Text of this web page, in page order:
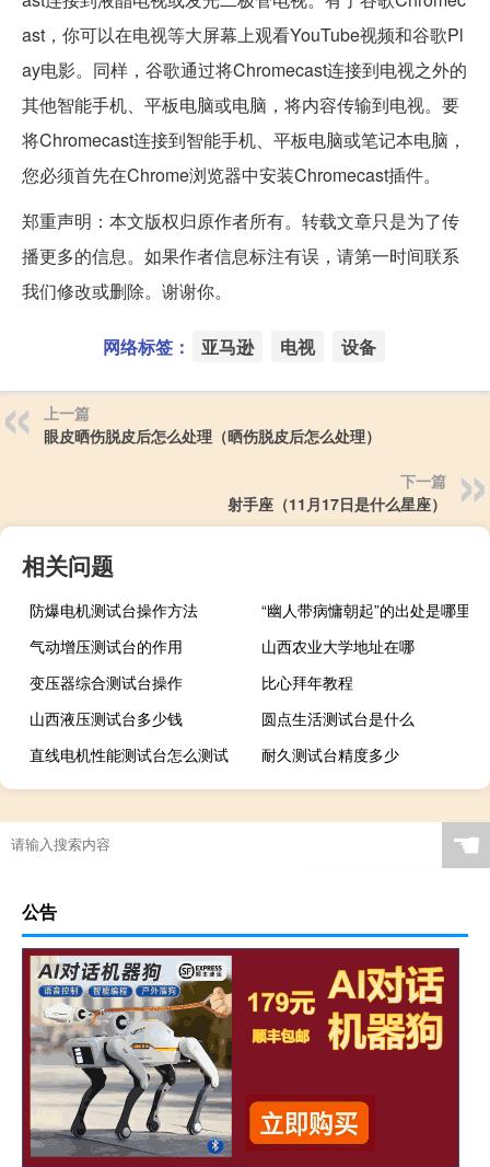
ast，你可以在电视等大屏幕上观看YouTube视频和谷歌Pl
ay电影。同样，谷歌通过将Chromecast连接到电视之外的
其他智能手机、平板电脑或电脑，将内容传输到电视。要
将Chromecast连接到智能手机、平板电脑或笔记本电脑，
您必须首先在Chrome浏览器中安装Chromecast插件。
郑重声明：本文版权归原作者所有。转载文章只是为了传
播更多的信息。如果作者信息标注有误，请第一时间联系
我们修改或删除。谢谢你。
网络标签： 亚马逊 电视 设备
上一篇
眼皮晒伤脱皮后怎么处理（晒伤脱皮后怎么处理）
下一篇
射手座（11月17日是什么星座）
相关问题
防爆电机测试台操作方法
“幽人带病慵朝起”的出处是哪里
气动增压测试台的作用
山西农业大学地址在哪
变压器综合测试台操作
比心拜年教程
山西液压测试台多少钱
圆点生活测试台是什么
直线电机性能测试台怎么测试
耐久测试台精度多少
☚
公告